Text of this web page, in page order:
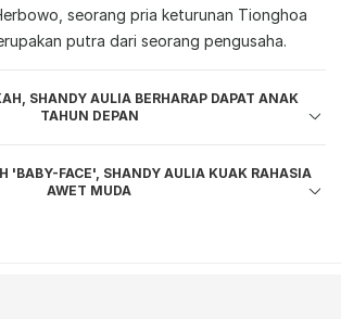
seorang pria keturunan Tionghoa
putra dari seorang pengusaha.
SHANDY AULIA BERHARAP DAPAT ANAK
TAHUN DEPAN
'BABY-FACE', SHANDY AULIA KUAK RAHASIA
AWET MUDA